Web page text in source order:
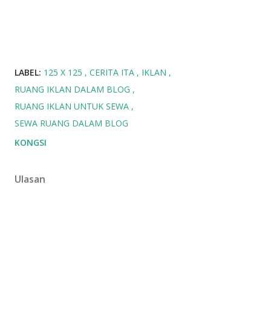
LABEL: 125 X 125 CERITA ITA
IKLAN
RUANG IKLAN DALAM BLOG
RUANG IKLAN UNTUK SEWA
SEWA RUANG DALAM BLOG
KONGSI
Ulasan